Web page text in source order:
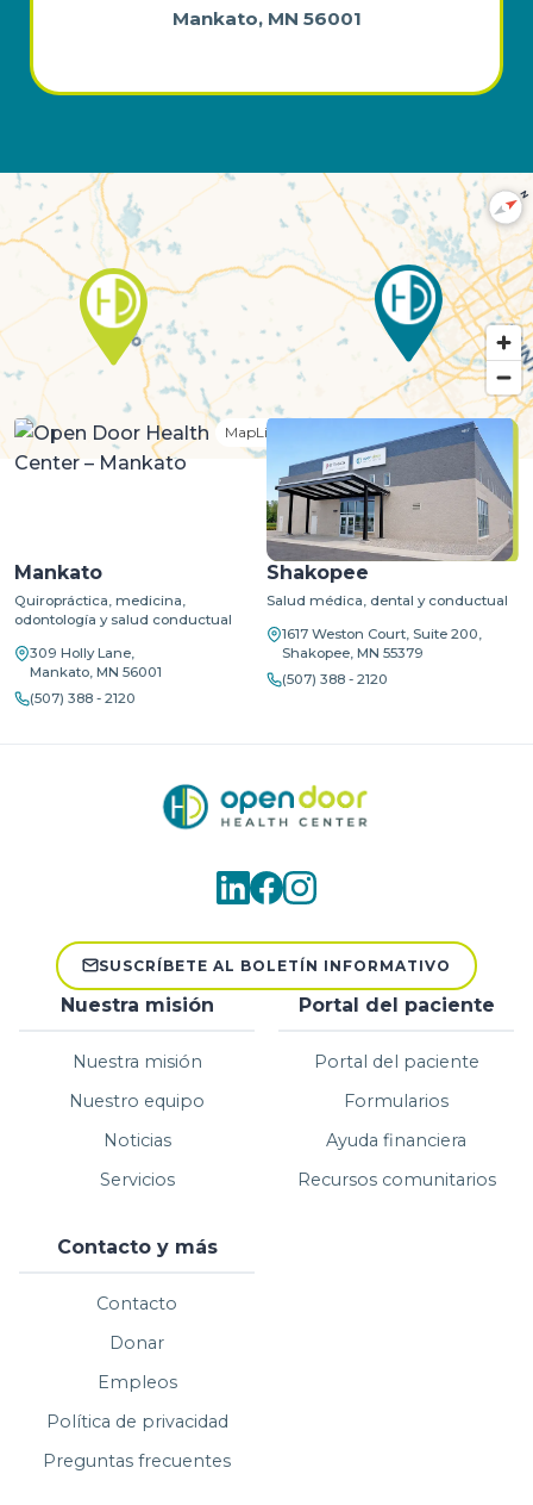
Mankato, MN 56001
MapLibre OpenStreetMap©CARTO
N
Mankato
Quiropráctica, medicina,
odontología y salud conductual
309 Holly Lane,
Mankato, MN 56001
(507) 388 - 2120
Shakopee
Salud médica, dental y conductual
1617 Weston Court, Suite 200,
Shakopee, MN 55379
(507) 388 - 2120
SUSCRÍBETE AL BOLETÍN INFORMATIVO
Nuestra misión
Nuestra misión
Nuestro equipo
Noticias
Servicios
Portal del paciente
Portal del paciente
Formularios
Ayuda financiera
Recursos comunitarios
Contacto y más
Contacto
Donar
Empleos
Política de privacidad
Preguntas frecuentes